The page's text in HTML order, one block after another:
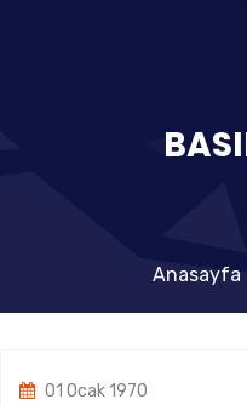
Anasayfa
01 Ocak 1970